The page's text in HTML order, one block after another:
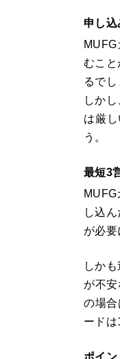
申し
むこと
るでし
しか
は厳
う。
最短3
し込
が必要
しか
が不
の場
ードは
ポイン